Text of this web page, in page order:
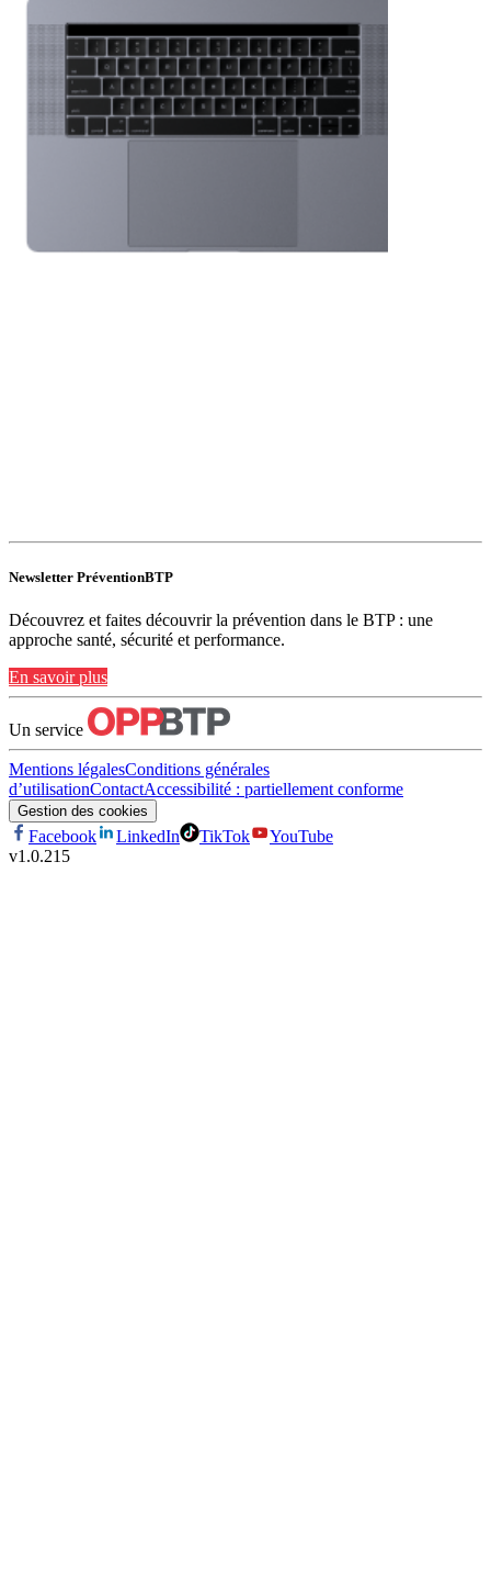
Newsletter PréventionBTP
Découvrez et faites découvrir la prévention dans le BTP : une
approche santé, sécurité et performance.
En savoir plus
Un service
Mentions légalesConditions générales
d’utilisationContactAccessibilité : partiellement conforme
Gestion des cookies
Facebook LinkedIn TikTok
YouTube
v1.0.215